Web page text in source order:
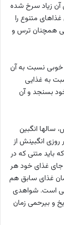
آن زیاد سرخ شده
متنوع را
همچنان ترس و
خوبی نسبت به آن
به غذایی
بسنجد و آن
انگبین
روزی انگبینش از
باید متنی که در
جای غذای خود هر
غذای سابق هم
است. شواهدی
و بیرحمی زمان